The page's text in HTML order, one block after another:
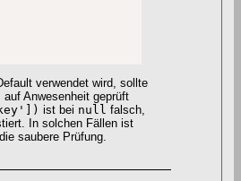
verwendet wird, sollte
auf Anwesenheit geprüft
ist bei null falsch,
In solchen Fällen ist
die saubere Prüfung.